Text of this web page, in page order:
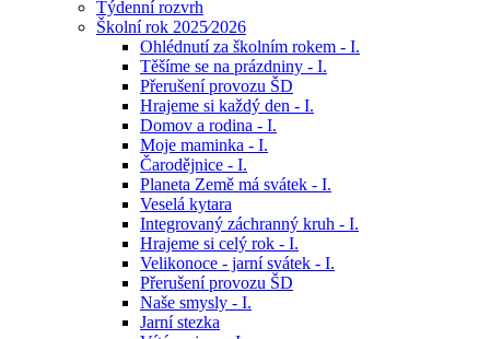
Týdenní rozvrh
Školní rok 2025⁄2026
Ohlédnutí za školním rokem - I.
Těšíme se na prázdniny - I.
Přerušení provozu ŠD
Hrajeme si každý den - I.
Domov a rodina - I.
Moje maminka - I.
Čarodějnice - I.
Planeta Země má svátek - I.
Veselá kytara
Integrovaný záchranný kruh - I.
Hrajeme si celý rok - I.
Velikonoce - jarní svátek - I.
Přerušení provozu ŠD
Naše smysly - I.
Jarní stezka